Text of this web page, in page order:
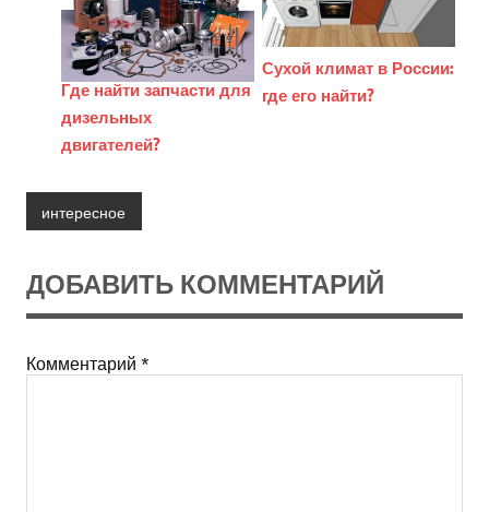
Где найти запчасти для
дизельных
двигателей?
Сухой климат в России:
где его найти?
интересное
ДОБАВИТЬ КОММЕНТАРИЙ
Комментарий *